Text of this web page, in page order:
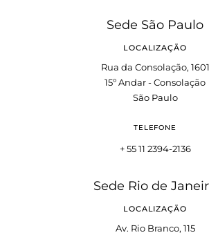
Sede São Paulo
LOCALIZAÇÃO
Rua da Consolação, 1601
15º Andar - Consolação
São Paulo
TELEFONE
+ 55 11 2394-2136
Sede Rio de
LOCALIZAÇÃO
Av. Rio Branco, 115